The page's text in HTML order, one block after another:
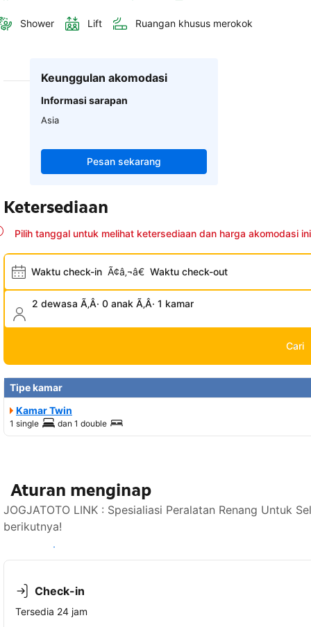
Shower Lift Ruangan khusus merokok
Keunggulan akomodasi
Informasi sarapan
Asia
Pesan sekarang
Ketersediaan
Pilih tanggal untuk melihat ketersediaan dan harga akomodasi ini
Waktu check-in Ã¢â‚¬â€ Waktu check-out
2 dewasa Ã‚Â· 0 anak Ã‚Â· 1 kamar
Cari
Tipe kamar
Kamar Twin
1 single dan 1 double
Aturan menginap
JOGJATOTO LINK : Spesialiasi Peralatan Renang Untuk
berikutnya!
Lihat ketersediaan
Check-in
Tersedia 24 jam